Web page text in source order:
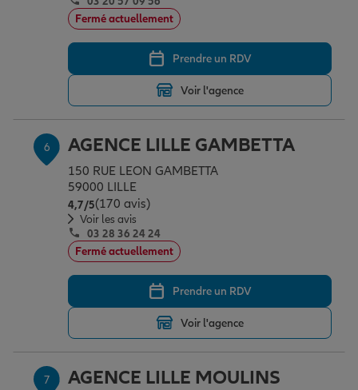
Fermé actuellement
Prendre un RDV
Voir l'agence
6 AGENCE LILLE GAMBETTA
150 RUE LEON GAMBETTA
59000 LILLE
4,7/5Note de 4.7 sur 5
(170 avis)
Voir les avis
03 28 36 24 24
Fermé actuellement
Prendre un RDV
Voir l'agence
7 AGENCE LILLE MOULINS